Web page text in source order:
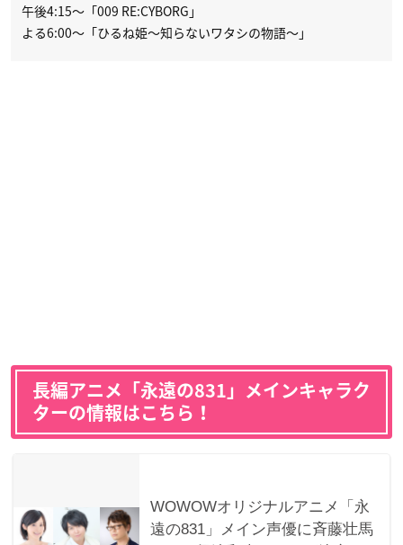
午後4:15～「009 RE:CYBORG」
よる6:00～「ひるね姫～知らないワタシの物語～」
長編アニメ「永遠の831」メインキャラク
ターの情報はこちら！